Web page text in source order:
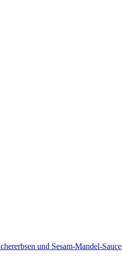
und Sesam-Mandel-Sauce